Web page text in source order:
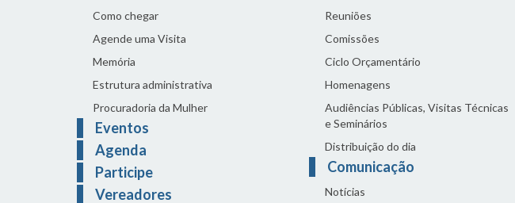
Como chegar
Agende uma Visita
Memória
Estrutura administrativa
Procuradoria da Mulher
Eventos
Agenda
Participe
Vereadores
Reuniões
Comissões
Ciclo Orçamentário
Homenagens
Audiências Públicas, Visitas Técnicas
e Seminários
Distribuição do dia
Comunicação
Notícias